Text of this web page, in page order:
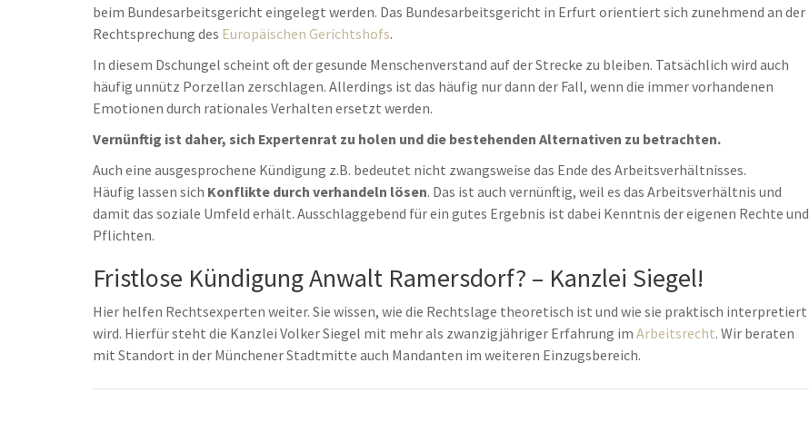
beim Bundesarbeitsgericht eingelegt werden. Das Bundesarbeitsgericht in Erfurt orientiert sich zunehmend an der
Rechtsprechung des Europäischen Gerichtshofs.
In diesem Dschungel scheint oft der gesunde Menschenverstand auf der Strecke zu bleiben. Tatsächlich wird auch
häufig unnütz Porzellan zerschlagen. Allerdings ist das häufig nur dann der Fall, wenn die immer vorhandenen
Emotionen durch rationales Verhalten ersetzt werden.
Vernünftig ist daher, sich Expertenrat zu holen und die bestehenden Alternativen zu betrachten.
Auch eine ausgesprochene Kündigung z.B. bedeutet nicht zwangsweise das Ende des Arbeitsverhältnisses.
Häufig lassen sich Konflikte durch verhandeln lösen. Das ist auch vernünftig, weil es das Arbeitsverhältnis und
damit das soziale Umfeld erhält. Ausschlaggebend für ein gutes Ergebnis ist dabei Kenntnis der eigenen Rechte und
Pflichten.
Fristlose Kündigung Anwalt Ramersdorf? – Kanzlei Siegel!
Hier helfen Rechtsexperten weiter. Sie wissen, wie die Rechtslage theoretisch ist und wie sie praktisch interpretiert
wird. Hierfür steht die Kanzlei Volker Siegel mit mehr als zwanzigjähriger Erfahrung im Arbeitsrecht. Wir beraten
mit Standort in der Münchener Stadtmitte auch Mandanten im weiteren Einzugsbereich.